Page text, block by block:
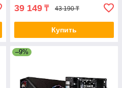
39 149 ₸ 43 190 ₸
Купить
–9%